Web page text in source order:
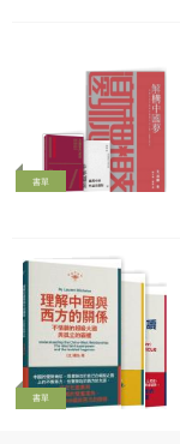
書單
書單